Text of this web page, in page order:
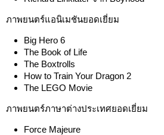
ภาพยนตร์แอนิเมชันยอดเยี่ยม
Big Hero 6
The Book of Life
The Boxtrolls
How to Train Your Dragon 2
The LEGO Movie
ภาพยนตร์ภาษาต่างประเทศยอดเยี่ยม
Force Majeure